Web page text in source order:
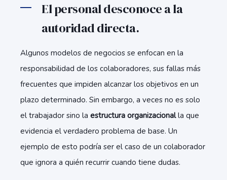
El personal desconoce a la
autoridad directa.
Algunos modelos de negocios se enfocan en la
responsabilidad de los colaboradores, sus fallas más
frecuentes que impiden alcanzar los objetivos en un
plazo determinado. Sin embargo, a veces no es solo
el trabajador sino la estructura organizacionalla que
evidencia el verdadero problema de base. Un
ejemplo de esto podría ser el caso de un colaborador
que ignora a quién recurrir cuando tiene dudas.